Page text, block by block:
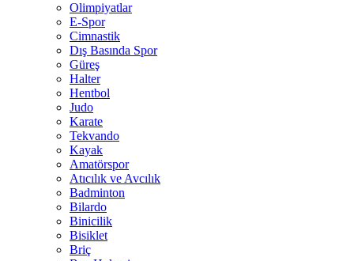
Olimpiyatlar
E-Spor
Cimnastik
Dış Basında Spor
Güreş
Halter
Hentbol
Judo
Karate
Tekvando
Kayak
Amatörspor
Atıcılık ve Avcılık
Badminton
Bilardo
Binicilik
Bisiklet
Briç